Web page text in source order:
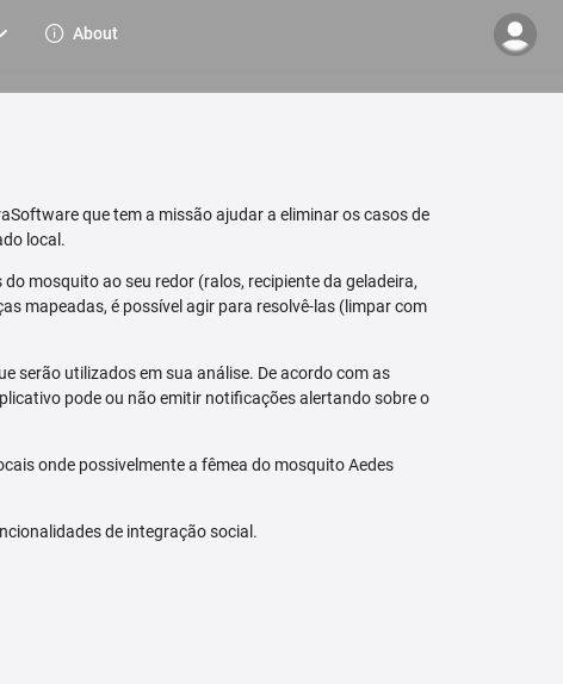
About
que tem a missão ajudar a eliminar os casos de
local.
mosquito ao seu redor (ralos, recipiente da geladeira,
mapeadas, é possível agir para resolvê-las (limpar com
serão utilizados em sua análise. De acordo com as
pode ou não emitir notificações alertando sobre o
onde possivelmente a fêmea do mosquito Aedes
de integração social.